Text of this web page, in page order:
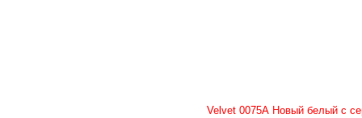
Velvet 0075А Новый белый с